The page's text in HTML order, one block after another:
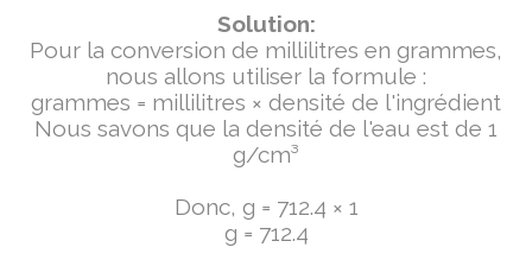
Solution:
Pour la conversion de millilitres en grammes,
nous allons utiliser la formule :
grammes = millilitres × densité de l'ingrédient
Nous savons que la densité de l'eau est de 1
g/cm³
Donc, g = 712.4 × 1
g = 712.4